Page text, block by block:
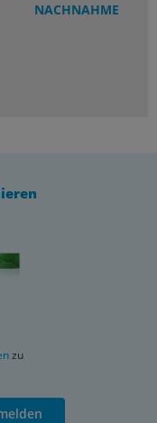
NACHNAHME
zu